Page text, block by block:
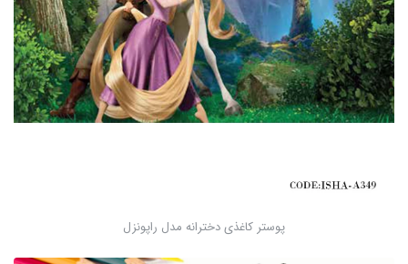
پوستر کاغذی دخترانه مدل راپونزل